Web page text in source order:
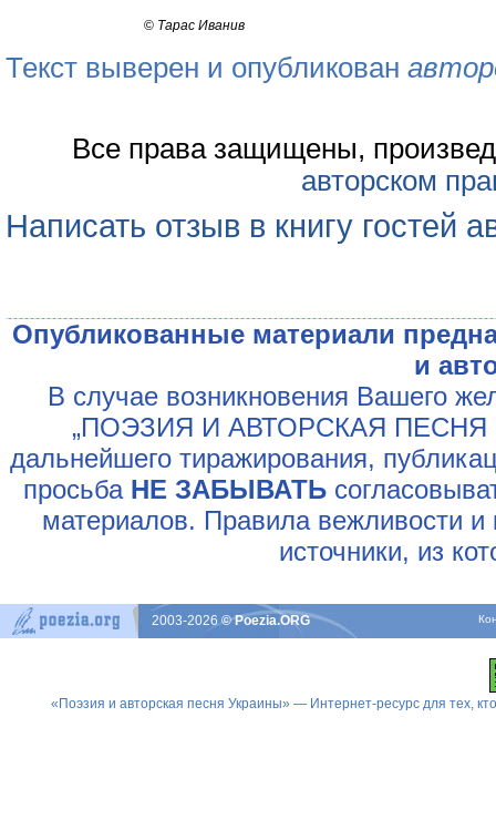
© Тарас Иванив
Текст выверен и опубликован
Все права защищены,
авторском
Написать отзыв в книгу гостей
Опубликованные материали
и
В случае возникновения Вашего
„ПОЭЗИЯ И АВТОРСКАЯ ПЕСНЯ
дальнейшего тиражирования,
просьба НЕ ЗАБЫВАТЬ
материалов. Правила вежливости и
источники, из
2003-2026© Poezia.ORG
«Поэзия и авторская песня Украины» — Интернет-ресурс для тех,